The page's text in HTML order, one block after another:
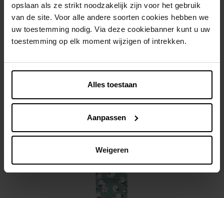
opslaan als ze strikt noodzakelijk zijn voor het gebruik
van de site. Voor alle andere soorten cookies hebben we
uw toestemming nodig. Via deze cookiebanner kunt u uw
toestemming op elk moment wijzigen of intrekken.
Alles toestaan
Aanpassen
Weigeren
Beschrijving
Nog iets vergeten ?